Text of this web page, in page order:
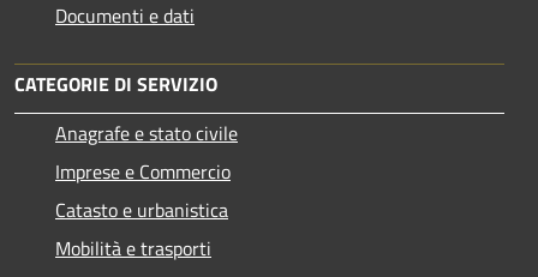
Documenti e dati
CATEGORIE DI SERVIZIO
Anagrafe e stato civile
Imprese e Commercio
Catasto e urbanistica
Mobilità e trasporti